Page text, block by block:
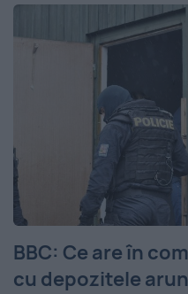
BBC: Ce are în
cu depozitele